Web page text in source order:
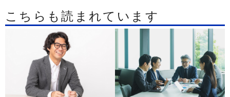
こちらも読まれています